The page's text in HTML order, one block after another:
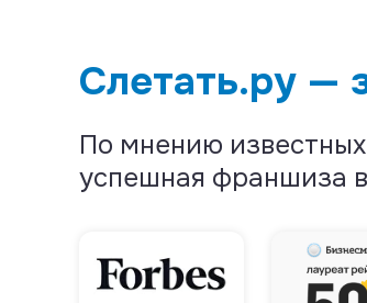
Слетать.ру —
По мнению
успешная франшиза